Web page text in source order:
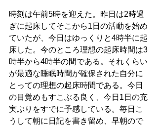
時刻は午前5時を迎えた。昨日は2時過
ぎに起床してそこから1日の活動を始め
ていたが、今日はゆっくりと4時半に起
床した。今のところ理想の起床時間は3
時半から4時半の間である。それくらい
が最適な睡眠時間が確保された自分に
とっての理想の起床時間である。今日
の目覚めもすこぶる良く、今日1日の充
実ぶりをすでに予感している。毎日こ
うして朝に日記を書き留め、早朝ので